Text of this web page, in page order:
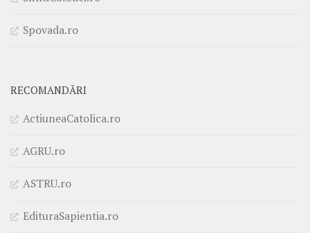
Spovada.ro
RECOMANDĂRI
ActiuneaCatolica.ro
AGRU.ro
ASTRU.ro
EdituraSapientia.ro